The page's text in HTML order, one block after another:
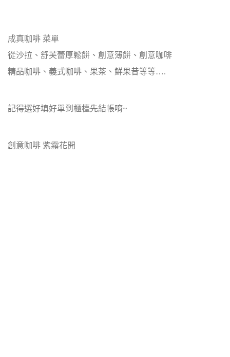
成真咖啡 菜單
從沙拉、舒芙蕾厚鬆餅、創意薄餅、創意咖啡
精品咖啡、義式咖啡、果茶、鮮果昔等等….
記得選好填好單到櫃檯先結帳唷~
創意咖啡 紫霧花開